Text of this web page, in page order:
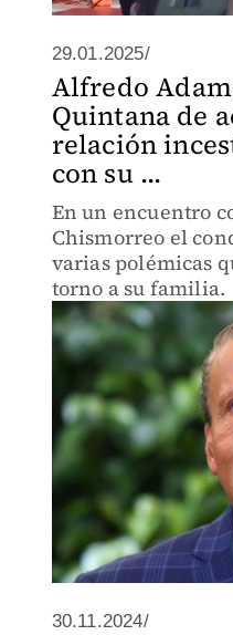
29.01.2025/
Alfredo
Quintana de
relación
con su ...
En un encuentro
Chismorreo el
varias polémicas
torno a su familia.
30.11.2024/